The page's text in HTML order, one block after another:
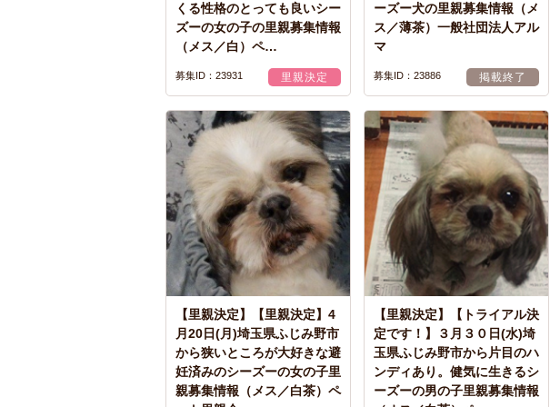
くる性格のとっても良いシー
ズーの女の子の里親募集情報
（メス／白）ペ…
募集ID：23931 里親決定
ーズー犬の里親募集情報（メ
ス／薄茶）一般社団法人アル
マ
募集ID：23886 掲載終了
【里親決定】【里親決定】4
月20日(月)埼玉県ふじみ野市
から狭いところが大好きな避
妊済みのシーズーの女の子里
親募集情報（メス／白茶）ペ
【里親決定】【トライアル決
定です！】３月３０日(水)埼
玉県ふじみ野市から片目のハ
ンディあり。健気に生きるシ
ーズーの男の子里親募集情報